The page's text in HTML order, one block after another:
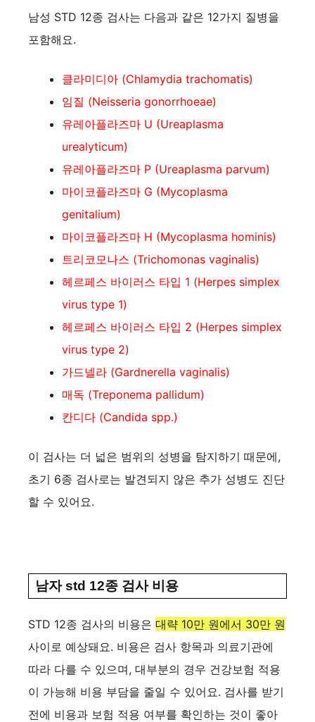
남성 STD 12종 검사는 다음과 같은 12가지 질병을
포함해요.
클라미디아 (Chlamydia trachomatis)
임질 (Neisseria gonorrhoeae)
유레아플라즈마 U (Ureaplasma
urealyticum)
유레아플라즈마 P (Ureaplasma parvum)
마이코플라즈마 G (Mycoplasma
genitalium)
마이코플라즈마 H (Mycoplasma hominis)
트리코모나스 (Trichomonas vaginalis)
헤르페스 바이러스 타입 1 (Herpes simplex
virus type 1)
헤르페스 바이러스 타입 2 (Herpes simplex
virus type 2)
가드넬라 (Gardnerella vaginalis)
매독 (Treponema pallidum)
칸디다 (Candida spp.)
이 검사는 더 넓은 범위의 성병을 탐지하기 때문에,
초기 6종 검사로는 발견되지 않은 추가 성병도 진단
할 수 있어요.
남자 std 12종 검사 비용
STD 12종 검사의 비용은 대략 10만 원에서 30만 원
사이로 예상돼요. 비용은 검사 항목과 의료기관에
따라 다를 수 있으며, 대부분의 경우 건강보험 적용
이 가능해 비용 부담을 줄일 수 있어요. 검사를 받기
전에 비용과 보험 적용 여부를 확인하는 것이 좋아